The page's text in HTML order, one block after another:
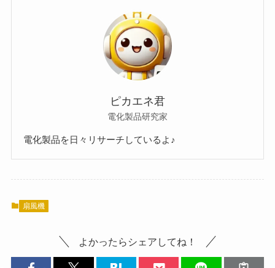
ピカエネ君
電化製品研究家
電化製品を日々リサーチしているよ♪
扇風機
よかったらシェアしてね！